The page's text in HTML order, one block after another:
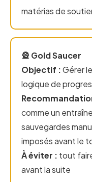
matérias de
🎡 Gold Saucer
Objectif :Gérer
logique de
comme un
sauvegardes
imposés avant le
À éviter : tout
avant la suite